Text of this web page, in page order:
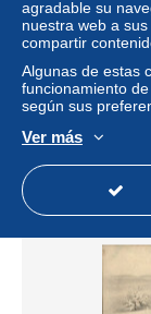
3369/ 4
Estatus
agradable su
nuestra web a
compartir
Algunas de estas
funcionamiento
según sus
Ver más